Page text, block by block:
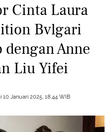
Cinta Laura
Bvlgari
dengan Anne
Liu Yifei
10 Januari 2025, 18:44 WIB